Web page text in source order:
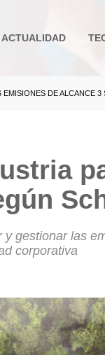
ACTUALIDAD
DE ALCANCE
gestionar las
corporativa